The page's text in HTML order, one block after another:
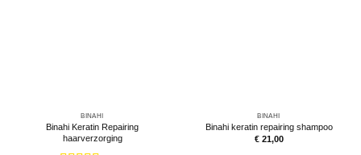
BINAHI
Binahi Keratin Repairing
haarverzorging
BINAHI
Binahi keratin repairing shampoo
€21,00